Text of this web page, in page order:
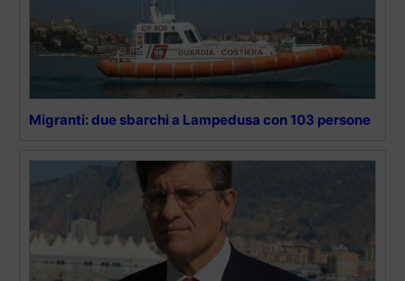
Migranti: due sbarchi a Lampedusa con 103 persone